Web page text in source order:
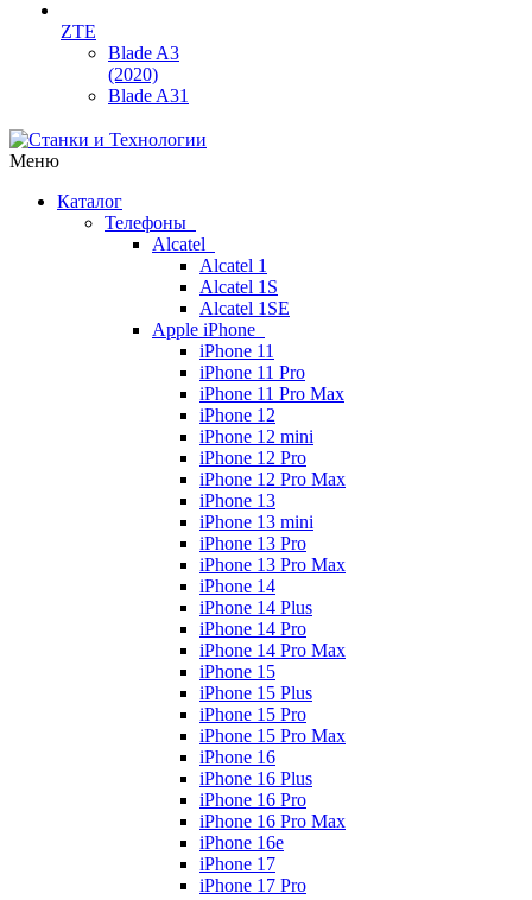
ZTE
Blade A3
(2020)
Blade A31
Меню
Каталог
Телефоны
Alcatel
Alcatel 1
Alcatel 1S
Alcatel 1SE
Apple iPhone
iPhone 11
iPhone 11 Pro
iPhone 11 Pro Max
iPhone 12
iPhone 12 mini
iPhone 12 Pro
iPhone 12 Pro Max
iPhone 13
iPhone 13 mini
iPhone 13 Pro
iPhone 13 Pro Max
iPhone 14
iPhone 14 Plus
iPhone 14 Pro
iPhone 14 Pro Max
iPhone 15
iPhone 15 Plus
iPhone 15 Pro
iPhone 15 Pro Max
iPhone 16
iPhone 16 Plus
iPhone 16 Pro
iPhone 16 Pro Max
iPhone 16e
iPhone 17
iPhone 17 Pro